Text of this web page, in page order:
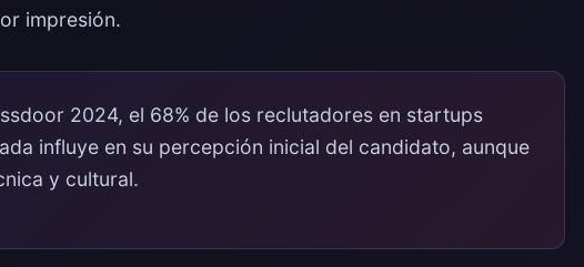
impresión.
2024, el 68% de los reclutadores en startups
influye en su percepción inicial del candidato, aunque
y cultural.